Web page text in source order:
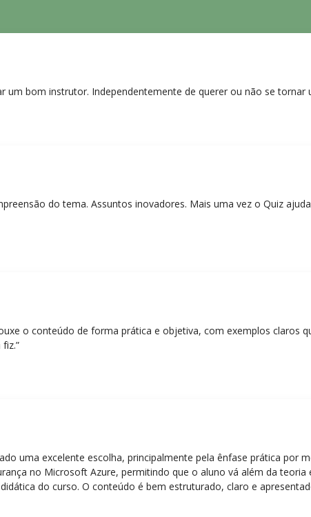
bom instrutor. Independentemente de querer ou não se tornar
do tema. Assuntos inovadores. Mais uma vez o Quiz
o conteúdo de forma prática e objetiva, com exemplos claros
uma excelente escolha, principalmente pela ênfase prática por
no Microsoft Azure, permitindo que o aluno vá além da teoria
do curso. O conteúdo é bem estruturado, claro e
técnica muito avançada.”